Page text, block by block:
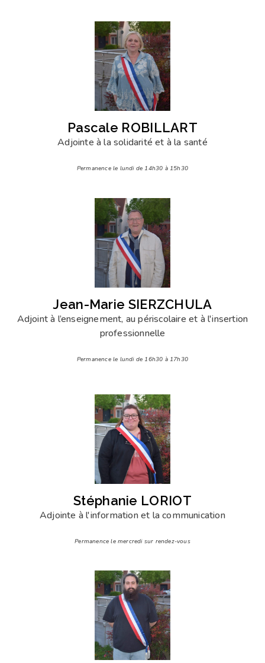
Pascale ROBILLART
Adjointe à la solidarité et à la santé
Permanence le lundi de 14h30 à 15h30
Jean-Marie SIERZCHULA
Adjoint à l’enseignement, au périscolaire et à l'insertion
professionnelle
Permanence le lundi de 16h30 à 17h30
Stéphanie LORIOT
Adjointe à l'information et la communication
Permanence le mercredi sur rendez-vous